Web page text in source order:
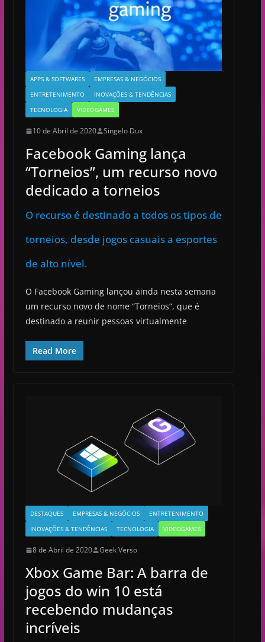
APPS & SOFTWARES
EMPRESAS & NEGÓCIOS
ENTRETENIMENTO
INOVAÇÕES & TENDÊNCIAS
TECNOLOGIA
VIDEOGAMES
10 de Abril de 2020 Singelo Dux
Facebook Gaming lança
“Torneios”, um recurso novo
dedicado a torneios
O recurso é destinado a todos os tipos de
torneios, desde jogos casuais a esportes
de alto nível.
O Facebook Gaming lançou ainda nesta semana
um recurso novo de nome “Torneios“, que é
destinado a reunir pessoas virtualmente
Read More
DESTAQUES EMPRESAS & NEGÓCIOS
ENTRETENIMENTO
INOVAÇÕES & TENDÊNCIAS
TECNOLOGIA VIDEOGAMES
8 de Abril de 2020 Geek Verso
Xbox Game Bar: A barra de
jogos do win 10 está
recebendo mudanças
incríveis